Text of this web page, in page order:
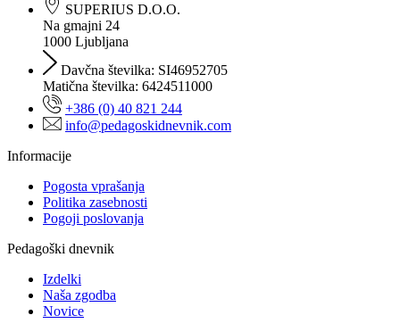
SUPERIUS D.O.O.
Na gmajni 24
1000 Ljubljana
Davčna številka: SI46952705
Matična številka: 6424511000
+386 (0) 40 821 244
info@pedagoskidnevnik.com
Informacije
Pogosta vprašanja
Politika zasebnosti
Pogoji poslovanja
Pedagoški dnevnik
Izdelki
Naša zgodba
Novice